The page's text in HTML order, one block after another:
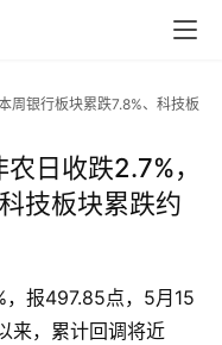
周银行板块累跌7.8%、科技板
日收跌2.7%，
技板块累跌约
，报497.85点，5月15
来，累计回调将近